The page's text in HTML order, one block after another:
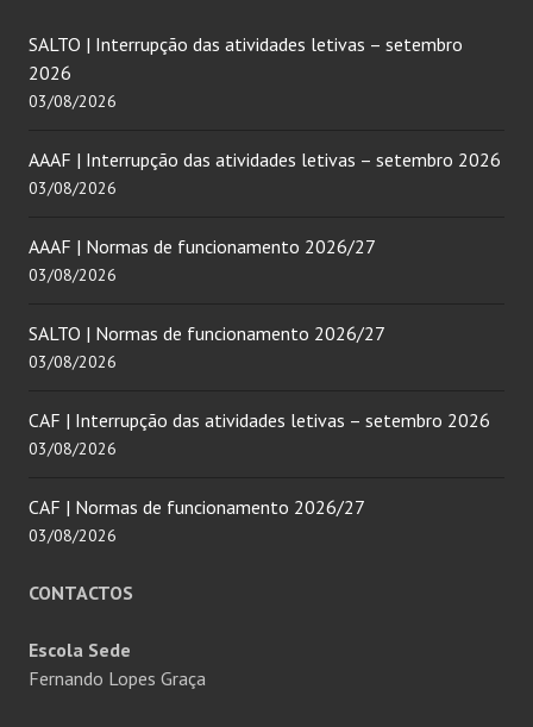
SALTO | Interrupção das atividades letivas – setembro
2026
03/08/2026
AAAF | Interrupção das atividades letivas – setembro 2026
03/08/2026
AAAF | Normas de funcionamento 2026/27
03/08/2026
SALTO | Normas de funcionamento 2026/27
03/08/2026
CAF | Interrupção das atividades letivas – setembro 2026
03/08/2026
CAF | Normas de funcionamento 2026/27
03/08/2026
CONTACTOS
Escola Sede
Fernando Lopes Graça